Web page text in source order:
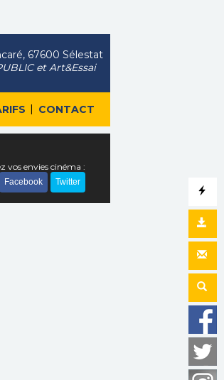
| CONTACT
67600 Sélestat
et Art&Essai
vos envies cinéma :
Facebook Twitter